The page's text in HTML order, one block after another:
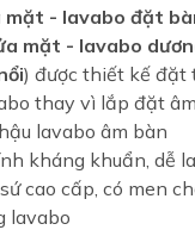
mặt - lavabo đặt
mặt - lavabo
) được thiết kế đặt
thay vì lắp đặt
lavabo âm bàn
kháng khuẩn, dễ
cao cấp, có men
lavabo